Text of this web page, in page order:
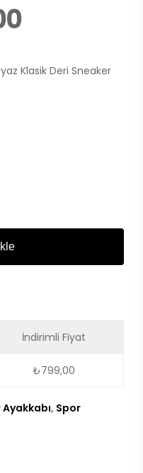
Şu
fiyat:
₺1.099,00.
Klasik Deri Sneaker
İndirimli Fiyat
₺799,00
, Spor